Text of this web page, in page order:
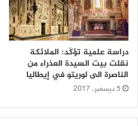
دراسة علمية تؤكّد: الملائكة
نقلت بيت السيدة العذراء من
الناصرة الى لوريتو في إيطاليا
5 ديسمبر، 2017